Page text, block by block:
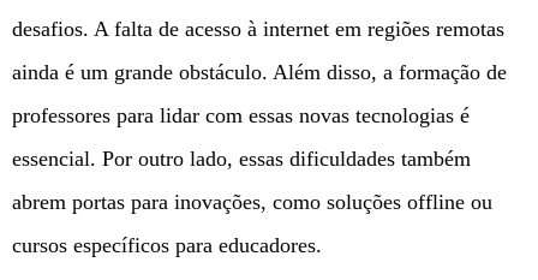
desafios. A falta de acesso à internet em regiões remotas
ainda é um grande obstáculo. Além disso, a formação de
professores para lidar com essas novas tecnologias é
essencial. Por outro lado, essas dificuldades também
abrem portas para inovações, como soluções offline ou
cursos específicos para educadores.